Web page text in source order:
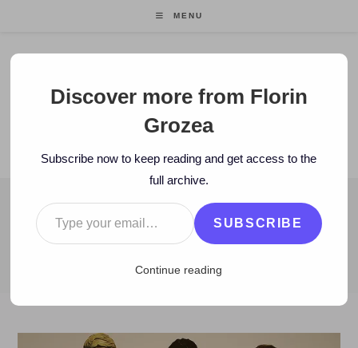
MENU
Florin Grozea
ENTREPRENEUR. FOUNDER/CEO MOCAPP.
BLOG
2012 > December > 29 > Istorie > ISTORIE: Ce rămâne din
Discover more from Florin
Grozea
Subscribe now to keep reading and get access to the
full archive.
Type your email…
SUBSCRIBE
Continue reading